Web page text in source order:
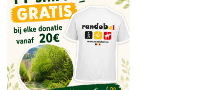
LEDEN
ZICH AANMELDEN
GRATIS REGISTRATIE
WACHTWOORD VERGETEN